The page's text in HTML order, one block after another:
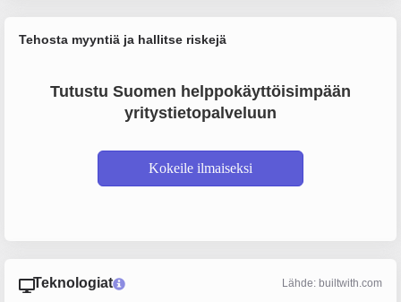
Tehosta myyntiä ja hallitse riskejä
Tutustu Suomen helppokäyttöisimpään
yritystietopalveluun
Kokeile ilmaiseksi
Teknologiat Lähde: builtwith.com